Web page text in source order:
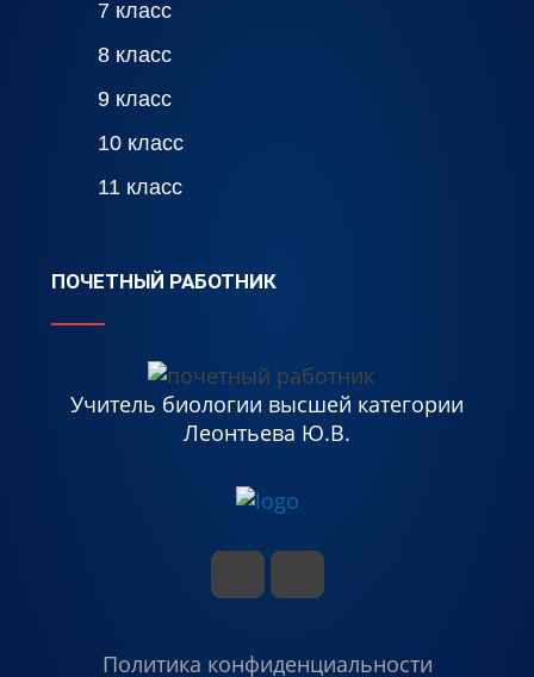
7 класс
8 класс
9 класс
10 класс
11 класс
ПОЧЕТНЫЙ РАБОТНИК
Учитель биологии высшей категории
Леонтьева Ю.В.
Политика конфиденциальности